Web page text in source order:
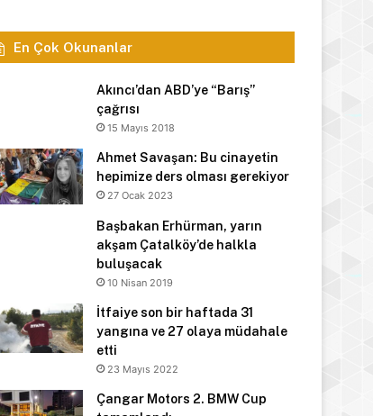
En Çok Okunanlar
Akıncı’dan ABD’ye “Barış”
çağrısı
15 Mayıs 2018
Ahmet Savaşan: Bu cinayetin
hepimize ders olması gerekiyor
27 Ocak 2023
Başbakan Erhürman, yarın
akşam Çatalköy’de halkla
buluşacak
10 Nisan 2019
İtfaiye son bir haftada 31
yangına ve 27 olaya müdahale
etti
23 Mayıs 2022
Çangar Motors 2. BMW Cup